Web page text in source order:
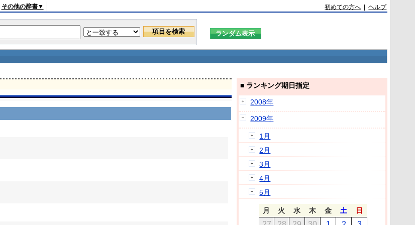
その他の辞書▼ 初めての方へ |ヘルプ
■ ランキング期日指定
2008年
2009年
1月
2月
3月
4月
5月
月 火 水 木 金 土 日